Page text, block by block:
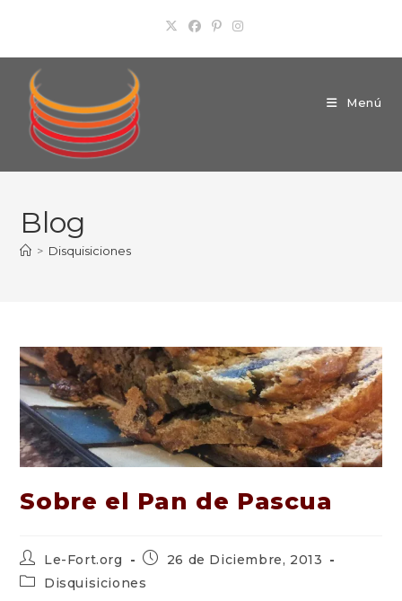
contenido
Menú
Blog
> Disquisiciones
Sobre el Pan de Pascua
Autor
de
la
Le-Fort.org
Publicación
la
26 de Diciembre, 2013
Categoría
Disquisiciones